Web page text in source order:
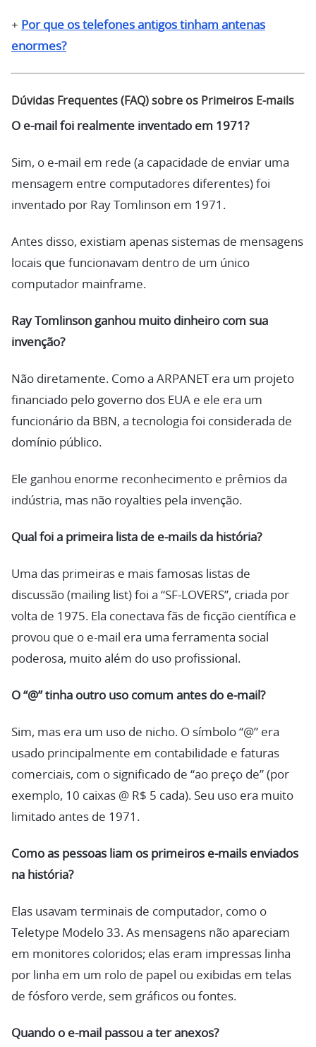
+ Por que os telefones antigos tinham antenas
enormes?
Dúvidas Frequentes (FAQ) sobre os Primeiros E-mails
O e-mail foi realmente inventado em 1971?
Sim, o e-mail em rede (a capacidade de enviar uma
mensagem entre computadores diferentes) foi
inventado por Ray Tomlinson em 1971.
Antes disso, existiam apenas sistemas de mensagens
locais que funcionavam dentro de um único
computador mainframe.
Ray Tomlinson ganhou muito dinheiro com sua
invenção?
Não diretamente. Como a ARPANET era um projeto
financiado pelo governo dos EUA e ele era um
funcionário da BBN, a tecnologia foi considerada de
domínio público.
Ele ganhou enorme reconhecimento e prêmios da
indústria, mas não royalties pela invenção.
Qual foi a primeira lista de e-mails da história?
Uma das primeiras e mais famosas listas de
discussão (mailing list) foi a “SF-LOVERS”, criada por
volta de 1975. Ela conectava fãs de ficção científica e
provou que o e-mail era uma ferramenta social
poderosa, muito além do uso profissional.
O “@” tinha outro uso comum antes do e-mail?
Sim, mas era um uso de nicho. O símbolo “@” era
usado principalmente em contabilidade e faturas
comerciais, com o significado de “ao preço de” (por
exemplo, 10 caixas @ R$ 5 cada). Seu uso era muito
limitado antes de 1971.
Como as pessoas liam os primeiros e-mails enviados
na história?
Elas usavam terminais de computador, como o
Teletype Modelo 33. As mensagens não apareciam
em monitores coloridos; elas eram impressas linha
por linha em um rolo de papel ou exibidas em telas
de fósforo verde, sem gráficos ou fontes.
Quando o e-mail passou a ter anexos?